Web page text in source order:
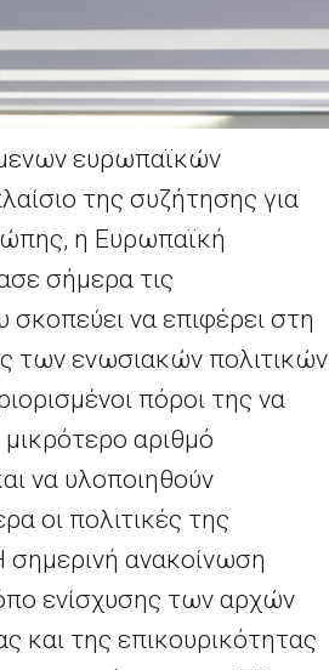
ευρωπαϊκών
της συζήτησης για
η Ευρωπαϊκή
σήμερα τις
σκοπεύει να επιφέρει στη
των ενωσιακών πολιτικών
πόροι της να
αριθμό
να υλοποιηθούν
οι πολιτικές της
σημερινή ανακοίνωση
ενίσχυσης των αρχών
και της επικουρικότητας